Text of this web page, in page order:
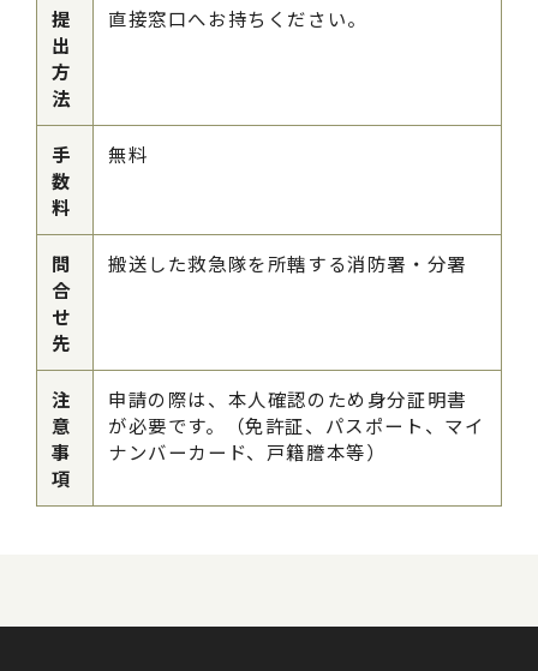
提
出
方
法
直接窓口へお持ちください。
手
数
料
無料
問
合
せ
先
搬送した救急隊を所轄する消防署・分署
注
意
事
項
申請の際は、本人確認のため身分証明書
が必要です。（免許証、パスポート、マイ
ナンバーカード、戸籍謄本等）